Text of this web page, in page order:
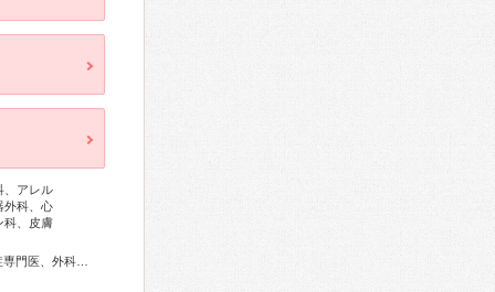
、アレル
外科、心
科、皮膚